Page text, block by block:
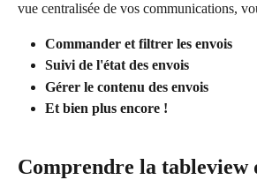
vue centralisée de vos communications,
Commander et filtrer les envois
Suivi de l'état des envois
Gérer le contenu des envois
Et bien plus encore !
Comprendre la tableview